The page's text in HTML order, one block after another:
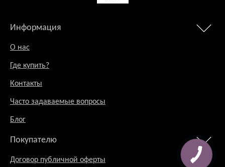
Информация
О нас
Где купить?
Контакты
Часто задаваемые вопросы
Блог
Покупателю
Договор публичной оферты